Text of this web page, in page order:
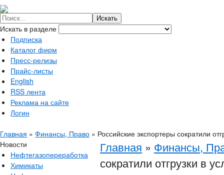
Искать в разделе
Подписка
Каталог фирм
Пресс-релизы
Прайс-листы
English
RSS лента
Реклама на сайте
Логин
Главная » Финансы, Право » Российские экспортеры сократили
Новости
Нефтегазопереработка
Химикаты
Главная » Финансы,
сократили отгрузки в